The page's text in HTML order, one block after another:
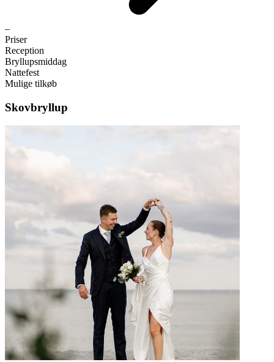
–
Priser
Reception
Bryllupsmiddag
Nattefest
Mulige tilkøb
Skovbryllup